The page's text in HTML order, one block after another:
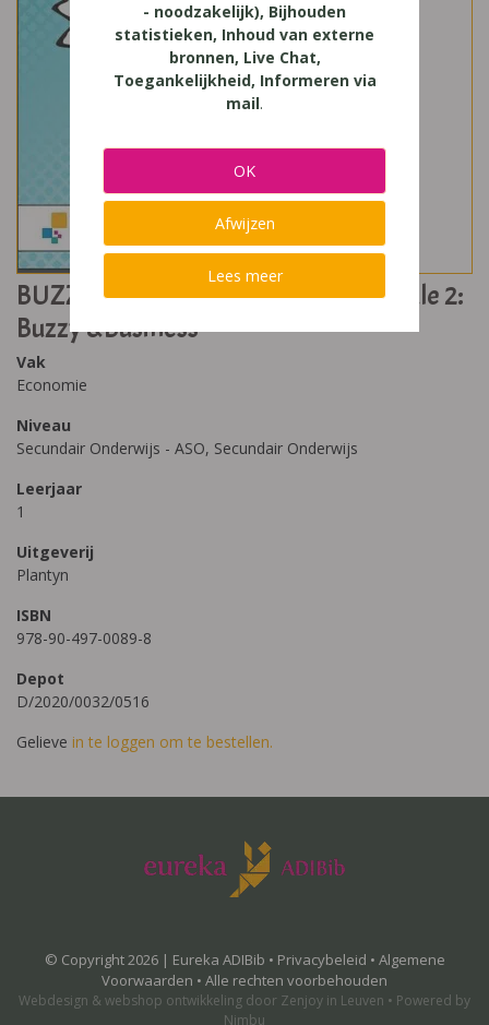
BUZZY Economie Eerste graad Module 2:
Buzzy &Business
Vak
Economie
Niveau
Secundair Onderwijs - ASO, Secundair Onderwijs
Leerjaar
1
Uitgeverij
Plantyn
ISBN
978-90-497-0089-8
Depot
D/2020/0032/0516
Gelieve in te loggen om te bestellen.
© Copyright 2026 | Eureka ADIBib • Privacybeleid • Algemene
Voorwaarden • Alle rechten voorbehouden
Webdesign & webshop ontwikkeling door Zenjoy in Leuven • Powered by
Nimbu
- noodzakelijk), Bijhouden
statistieken, Inhoud van externe
bronnen, Live Chat,
Toegankelijkheid, Informeren via
mail.
OK
Afwijzen
Lees meer